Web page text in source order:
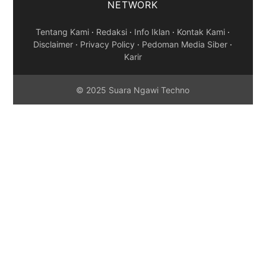
NETWORK
Tentang Kami · Redaksi · Info Iklan · Kontak Kami ·
Disclaimer · Privacy Policy · Pedoman Media Siber ·
Karir
© 2025 Suara Ngawi Techno